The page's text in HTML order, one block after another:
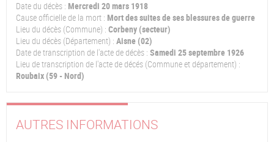
Date du décès : Mercredi 20 mars 1918
Cause officielle de la mort : Mort des suites de ses blessures de guerre
Lieu du décès (Commune) : Corbeny (secteur)
Lieu du décès (Département) : Aisne (02)
Date de transcription de l'acte de décès : Samedi 25 septembre 1926
Lieu de transcription de l'acte de décés (Commune et département) :
Roubaix (59 - Nord)
AUTRES INFORMATIONS